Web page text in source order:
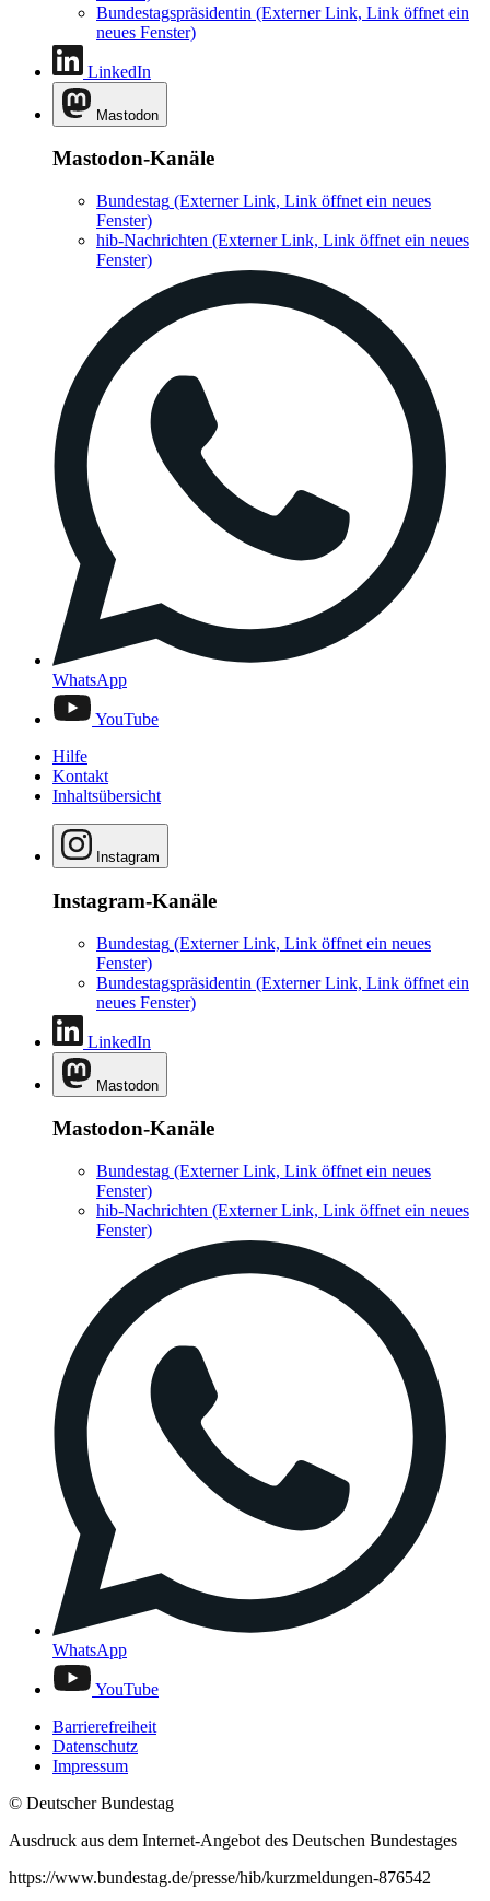
Bundestagspräsidentin (Externer Link, Link öffnet ein
neues Fenster)
LinkedIn
Mastodon
Mastodon-Kanäle
Bundestag (Externer Link, Link öffnet ein neues
Fenster)
hib-Nachrichten (Externer Link, Link öffnet ein neues
Fenster)
WhatsApp
YouTube
Hilfe
Kontakt
Inhaltsübersicht
Instagram
Instagram-Kanäle
Bundestag (Externer Link, Link öffnet ein neues
Fenster)
Bundestagspräsidentin (Externer Link, Link öffnet ein
neues Fenster)
LinkedIn
Mastodon
Mastodon-Kanäle
Bundestag (Externer Link, Link öffnet ein neues
Fenster)
hib-Nachrichten (Externer Link, Link öffnet ein neues
Fenster)
WhatsApp
YouTube
Barrierefreiheit
Datenschutz
Impressum
© Deutscher Bundestag
Ausdruck aus dem Internet-Angebot des Deutschen Bundestages
https://www.bundestag.de/presse/hib/kurzmeldungen-876542